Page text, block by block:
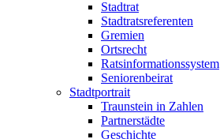
Stadtrat
Stadtratsreferenten
Gremien
Ortsrecht
Ratsinformationssystem
Seniorenbeirat
Stadtportrait
Traunstein in Zahlen
Partnerstädte
Geschichte